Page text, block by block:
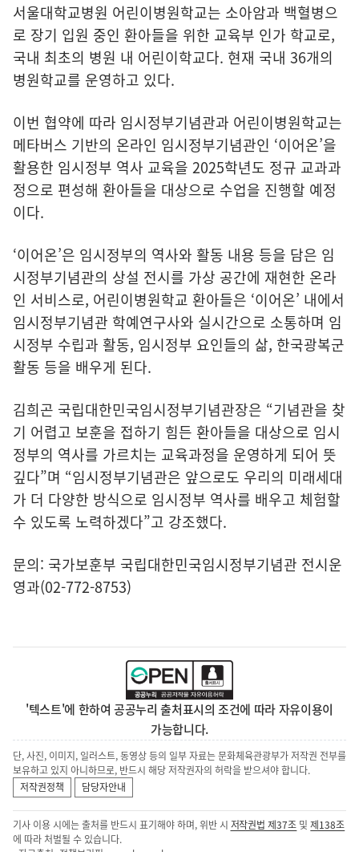
서울대학교병원 어린이병원학교는 소아암과 백혈병으
로 장기 입원 중인 환아들을 위한 교육부 인가 학교로,
국내 최초의 병원 내 어린이학교다. 현재 국내 36개의
병원학교를 운영하고 있다.
이번 협약에 따라 임시정부기념관과 어린이병원학교는
메타버스 기반의 온라인 임시정부기념관인 ‘이어온’을
활용한 임시정부 역사 교육을 2025학년도 정규 교과과
정으로 편성해 환아들을 대상으로 수업을 진행할 예정
이다.
‘이어온’은 임시정부의 역사와 활동 내용 등을 담은 임
시정부기념관의 상설 전시를 가상 공간에 재현한 온라
인 서비스로, 어린이병원학교 환아들은 ‘이어온’ 내에서
임시정부기념관 학예연구사와 실시간으로 소통하며 임
시정부 수립과 활동, 임시정부 요인들의 삶, 한국광복군
활동 등을 배우게 된다.
김희곤 국립대한민국임시정부기념관장은 “기념관을 찾
기 어렵고 보훈을 접하기 힘든 환아들을 대상으로 임시
정부의 역사를 가르치는 교육과정을 운영하게 되어 뜻
깊다”며 “임시정부기념관은 앞으로도 우리의 미래세대
가 더 다양한 방식으로 임시정부 역사를 배우고 체험할
수 있도록 노력하겠다”고 강조했다.
문의: 국가보훈부 국립대한민국임시정부기념관 전시운
영과(02-772-8753)
'텍스트'에 한하여 공공누리 출처표시의 조건에 따라 자유이용이
가능합니다.
단, 사진, 이미지, 일러스트, 동영상 등의 일부 자료는 문화체육관광부가 저작권 전부를
보유하고 있지 아니하므로, 반드시 해당 저작권자의 허락을 받으셔야 합니다.
저작권정책
담당자안내
기사 이용 시에는 출처를 반드시 표기해야 하며, 위반 시 저작권법 제37조 및제138조
에 따라 처벌될 수 있습니다.